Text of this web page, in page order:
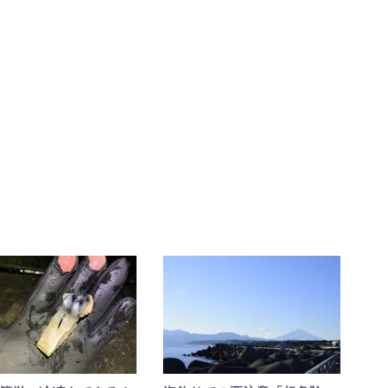
里山アドベンチャー！ソト
アソ日和
耕して焙煎して走る男